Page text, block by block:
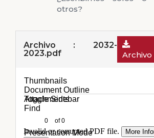
otros?
Archivo : 2032-
2023.pdf
Archivo